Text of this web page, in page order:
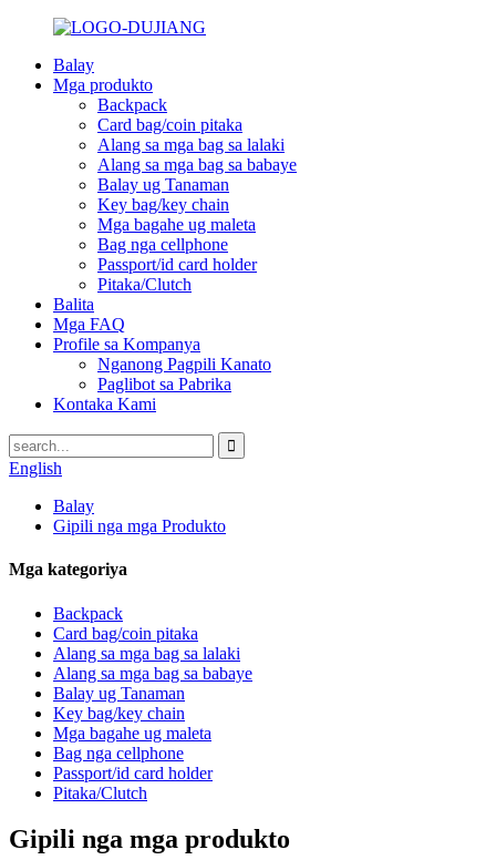
Balay
Mga produkto
Backpack
Card bag/coin pitaka
Alang sa mga bag sa lalaki
Alang sa mga bag sa babaye
Balay ug Tanaman
Key bag/key chain
Mga bagahe ug maleta
Bag nga cellphone
Passport/id card holder
Pitaka/Clutch
Balita
Mga FAQ
Profile sa Kompanya
Nganong Pagpili Kanato
Paglibot sa Pabrika
Kontaka Kami
English
Balay
Gipili nga mga Produkto
Mga kategoriya
Backpack
Card bag/coin pitaka
Alang sa mga bag sa lalaki
Alang sa mga bag sa babaye
Balay ug Tanaman
Key bag/key chain
Mga bagahe ug maleta
Bag nga cellphone
Passport/id card holder
Pitaka/Clutch
Gipili nga mga produkto